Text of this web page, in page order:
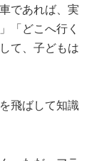
であれば、実
「どこへ行く
て、子どもは
飛ばして知識